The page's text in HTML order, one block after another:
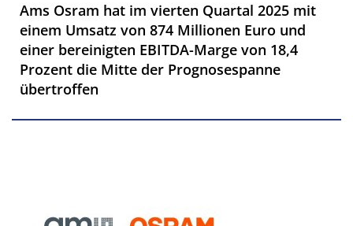
Ams Osram hat im vierten Quartal 2025 mit
einem Umsatz von 874 Millionen Euro und
einer bereinigten EBITDA-Marge von 18,4
Prozent die Mitte der Prognosespanne
übertroffen